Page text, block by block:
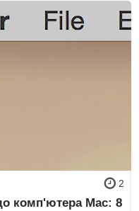
2
комп'ютера Mac: 8